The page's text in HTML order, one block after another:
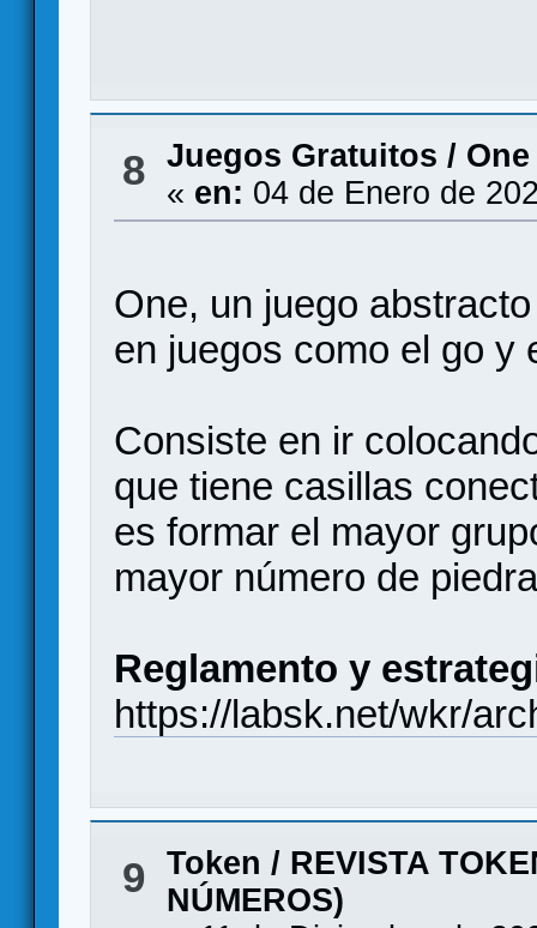
8 Juegos Gratuitos /
« en: 04 de Enero de
One, un juego
en juegos como el go y
Consiste en ir
que tiene casillas
es formar el mayor
mayor número de
Reglamento y
https://labsk.net/wkr/
9 Token / REVISTA
NÚMEROS)